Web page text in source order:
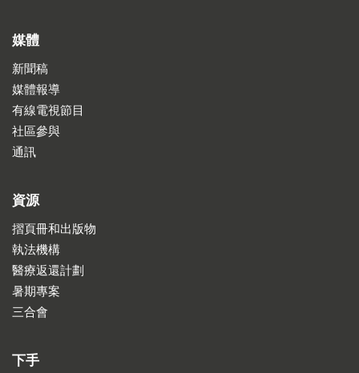
媒體
新聞稿
媒體報導
有線電視節目
社區參與
通訊
資源
摺頁冊和出版物
執法機構
醫療返還計劃
暑期專案
三合會
下手